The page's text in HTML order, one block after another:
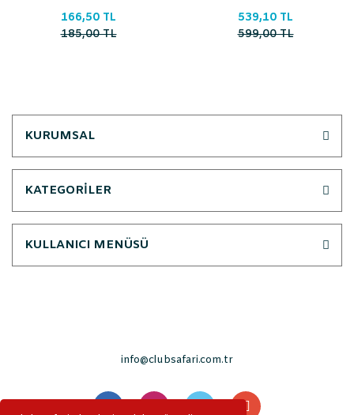
166,50 TL
185,00 TL
539,10 TL
599,00 TL
KURUMSAL
KATEGORİLER
KULLANICI MENÜSÜ
info@clubsafari.com.tr